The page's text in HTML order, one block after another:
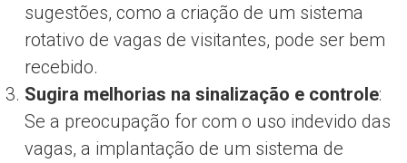
sugestões, como a criação de um sistema
rotativo de vagas de visitantes, pode ser bem
recebido.
Sugira melhorias na sinalização e controle:
Se a preocupação for com o uso indevido das
vagas, a implantação de um sistema de